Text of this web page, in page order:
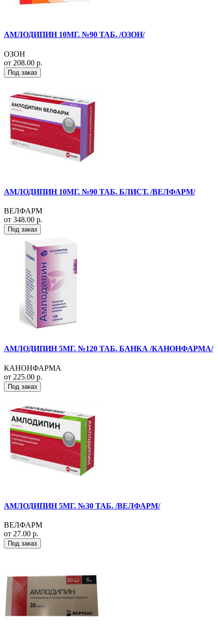
АМЛОДИПИН 10МГ. №90 ТАБ. /ОЗОН/
ОЗОН
от 208.00 р.
Под заказ
АМЛОДИПИН 10МГ. №90 ТАБ. БЛИСТ. /ВЕЛФАРМ/
ВЕЛФАРМ
от 348.00 р.
Под заказ
АМЛОДИПИН 5МГ. №120 ТАБ. БАНКА /КАНОНФАРМА/
КАНОНФАРМА
от 225.00 р.
Под заказ
АМЛОДИПИН 5МГ. №30 ТАБ. /ВЕЛФАРМ/
ВЕЛФАРМ
от 27.00 р.
Под заказ